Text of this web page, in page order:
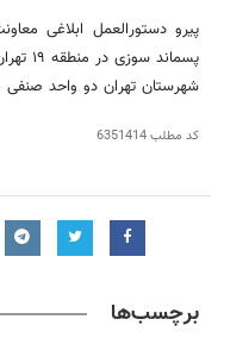
پیرو دستورالعمل ابلاغی
پسماند سوزی در منطقه ۱۹ تهران و محله
شهرستان تهران دو واحد صنفی
کد مطلب6351414
برچسب‌ها